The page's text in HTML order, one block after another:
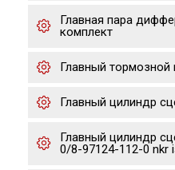
Главная пара
комплект
Главный тормозной
Главный цилиндр
Главный цилиндр
0/8-97124-112-0 nkr